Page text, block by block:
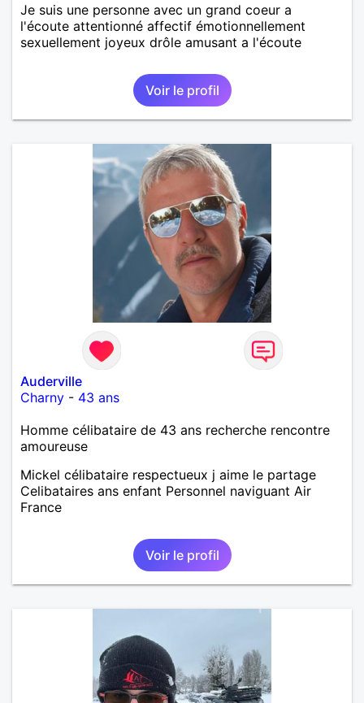
Je suis une personne avec un grand coeur a
l'écoute attentionné affectif émotionnellement
sexuellement joyeux drôle amusant a l'écoute
Voir le profil
Auderville
Charny - 43 ans
Homme célibataire de 43 ans recherche rencontre
amoureuse
Mickel célibataire respectueux j aime le partage
Celibataires ans enfant Personnel naviguant Air
France
Voir le profil